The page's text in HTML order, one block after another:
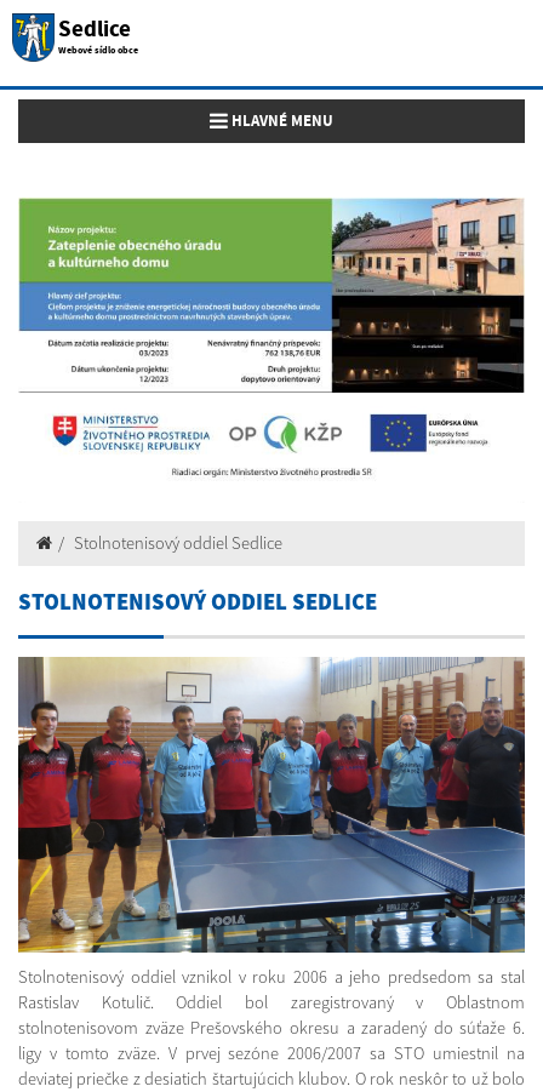
Sedlice
Webové sídlo obce
Toggle navigation
HLAVNÉ MENU
Stolnotenisový oddiel Sedlice
STOLNOTENISOVÝ ODDIEL SEDLICE
Stolnotenisový oddiel vznikol v roku 2006 a jeho predsedom sa stal
Rastislav Kotulič. Oddiel bol zaregistrovaný v Oblastnom
stolnotenisovom zväze Prešovského okresu a zaradený do súťaže 6.
ligy v tomto zväze. V prvej sezóne 2006/2007 sa STO umiestnil na
deviatej priečke z desiatich štartujúcich klubov. O rok neskôr to už bolo